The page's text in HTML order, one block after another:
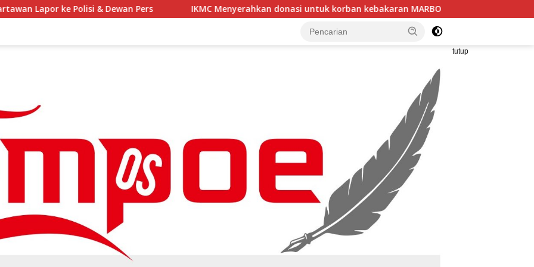
Pers IKMC Menyerahkan donasi untuk korban kebakaran MARBO TALLO ke Ormas LASKAR GARUDA INDONESIA
tutup